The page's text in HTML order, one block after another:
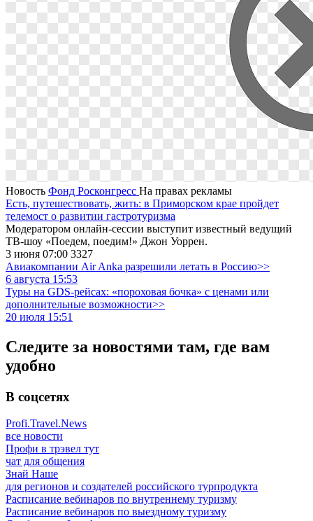
Новость Фонд Росконгресс На правах рекламы
Есть, путешествовать, жить: в Приморском крае пройдет
телемост о развитии гастротуризма
Модератором онлайн-сессии выступит известный ведущий
ТВ-шоу «Поедем, поедим!» Джон Уоррен.
3 июня 07:00 3327
Авиакомпании Air Anka разрешили летать в Россию>>
6 августа 15:53
Туры на GDS-рейсах: «пороховая бочка» с ценами или
дополнительные возможности>>
20 июля 15:51
Следите за новостями там, где вам
удобно
В соцсетях
Profi.Travel.News
все новости
Профи в трэвел тут
чат для общения
Знай Наше
для регионов и создателей российского турпродукта
Расписание вебинаров по внутреннему туризму
Расписание вебинаров по выездному туризму